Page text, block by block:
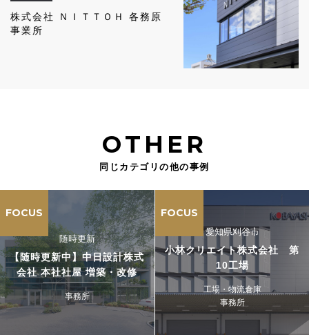
株式会社 ＮＩＴＴＯＨ 各務原
事業所
OTHER
同じカテゴリの他の事例
FOCUS
随時更新
【随時更新中】中日設計株式
会社 本社社屋 増築・改修
事務所
FOCUS
愛知県刈谷市
小林クリエイト株式会社 第
10工場
工場・物流倉庫
事務所